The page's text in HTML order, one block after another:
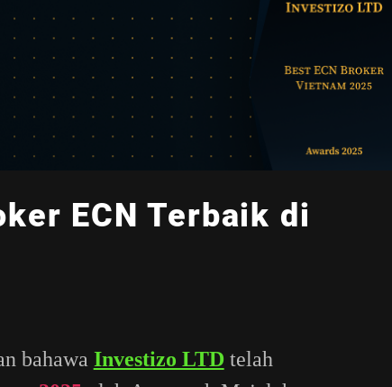
ECN Terbaik di
bahawa Investizo LTDtelah